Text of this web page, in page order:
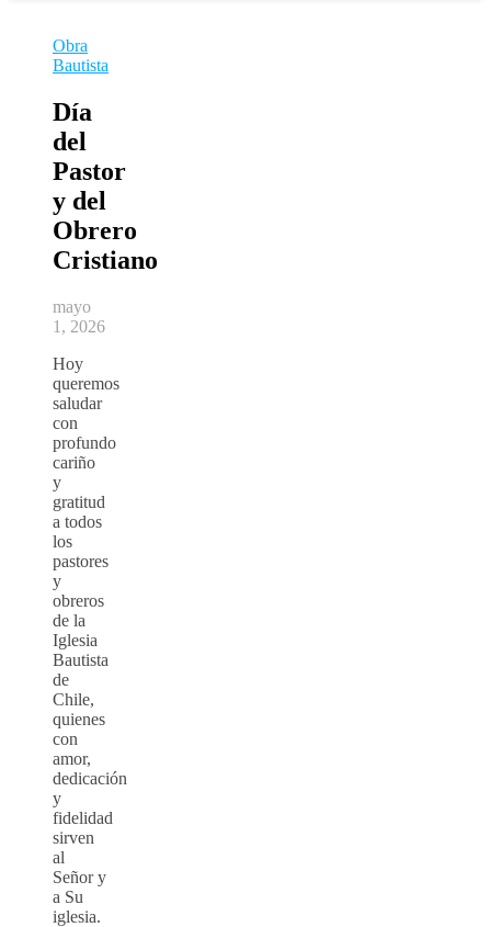
Obra
Bautista
Día
del
Pastor
y del
Obrero
Cristiano
mayo
1, 2026
Hoy
queremos
saludar
con
profundo
cariño
y
gratitud
a todos
los
pastores
y
obreros
de la
Iglesia
Bautista
de
Chile,
quienes
con
amor,
dedicación
y
fidelidad
sirven
al
Señor y
a Su
iglesia.